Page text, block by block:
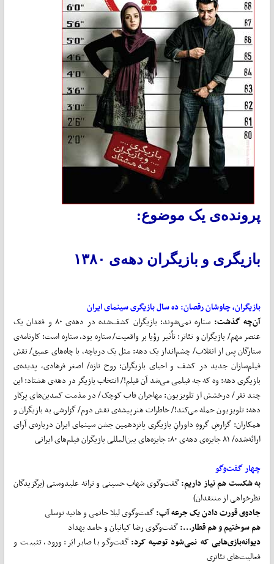
پرونده‌ی یک موضوع:
بازیگری و بازیگران دهه‌ی ۱۳۸۰
بازیگران، چاوشان رقصان:ده سال بازیگری سینمای ایران
آن‌چه گذشت:
ستاره نمی‌شوند: بازیگران کشف‌شده در دهه‌ی ۸۰ و فقدان یک
عنصر مهم/ بازیگران و تئاتر: تأثیر رؤیا بر واقعیت/ ستاره بود، ستاره است: کارنامه‌ی
ستارگان پس از انقلاب/ چشم‌انداز یک دهه: مثل یک دریاچه، با چاه‌های عمیق/ نقش
فیلم‌سازان جدید در کشف و احیای بازیگران: روح تازه/ اصغر فرهادی، پدیده‌ی
بازیگری دهه: وه که چه فیلمی می‌شد آن فیلم!/ انتخاب بازیگر در دهه‌ی هشتاد: این
چند نفر/ درخشش از تلویزیون: مهاجران قاب کوچک/ در مذمت کمدین‌های پرکار
دهه: تلویزیون حمله می‌کند!/ خاطرات هنرپیشه‌ی نقش دوم/ گزارشی به بازیگران و
همکاران: گزارشِ گروهِ داورانِ بازیگری پانزدهمین جشن سینمای ایران درباره‌ی آرای
ارائه‌شده/ ۸۱ جایزه‌ی دهه‌ی ۸۰: جایزه‌های بین‌المللی بازیگران فیلم‌های ایرانی
چهار گفت‌وگو
به شکست هم نیاز داریم:گفت‌وگوی شهاب حسینی و ترانه علیدوستی (برگزیدگان
نظرخواهی از منتقدان)
جادوی قورت دادن یک جرعه آب:گفت‌وگوی لیلا حاتمی و هانیه توسلی
هم سوختیم و هم قطار...:گفت‌وگوی رضا کیانیان و حامد بهداد
دیوانه‌بازی‌هایی که نمی‌شود توصیه کرد:گفت‌وگو با صابر ابَر: ورود، تثبیت و
فعالیت‌های تئاتری